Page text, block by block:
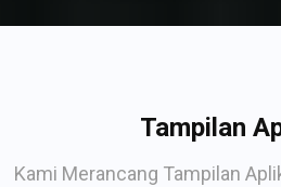
Tampilan
Kami Merancang Tampilan